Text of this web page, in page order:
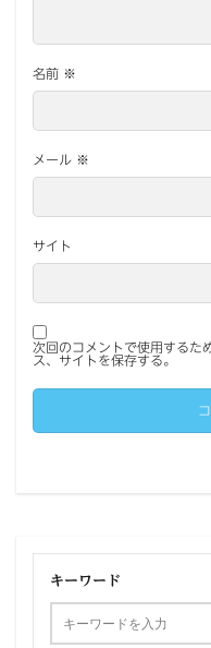
名前 ※
メール ※
サイト
次回のコメントで使用するた
ス、サイトを保存する。
キーワード